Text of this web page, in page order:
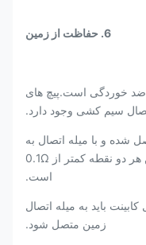
6. حفاظت از زمین
ضد خوردگی است.پیچ های
سیم کشی وجود دارد.
شده و با میله اتصال به
زمین متصل شود.مقاومت اتصال بین هر دو نقطه کمتر از 0.1Ω
است.
باید به میله اتصال
زمین متصل شود.